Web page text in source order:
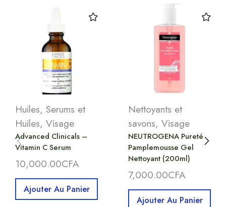
Huiles, Serums et
Huiles, Visage
Advanced Clinicals –
Vitamin C Serum
10,000.00CFA
Ajouter Au Panier
Nettoyants et
savons, Visage
NEUTROGENA Pureté
Pamplemousse Gel
Nettoyant (200ml)
7,000.00CFA
Ajouter Au Panier